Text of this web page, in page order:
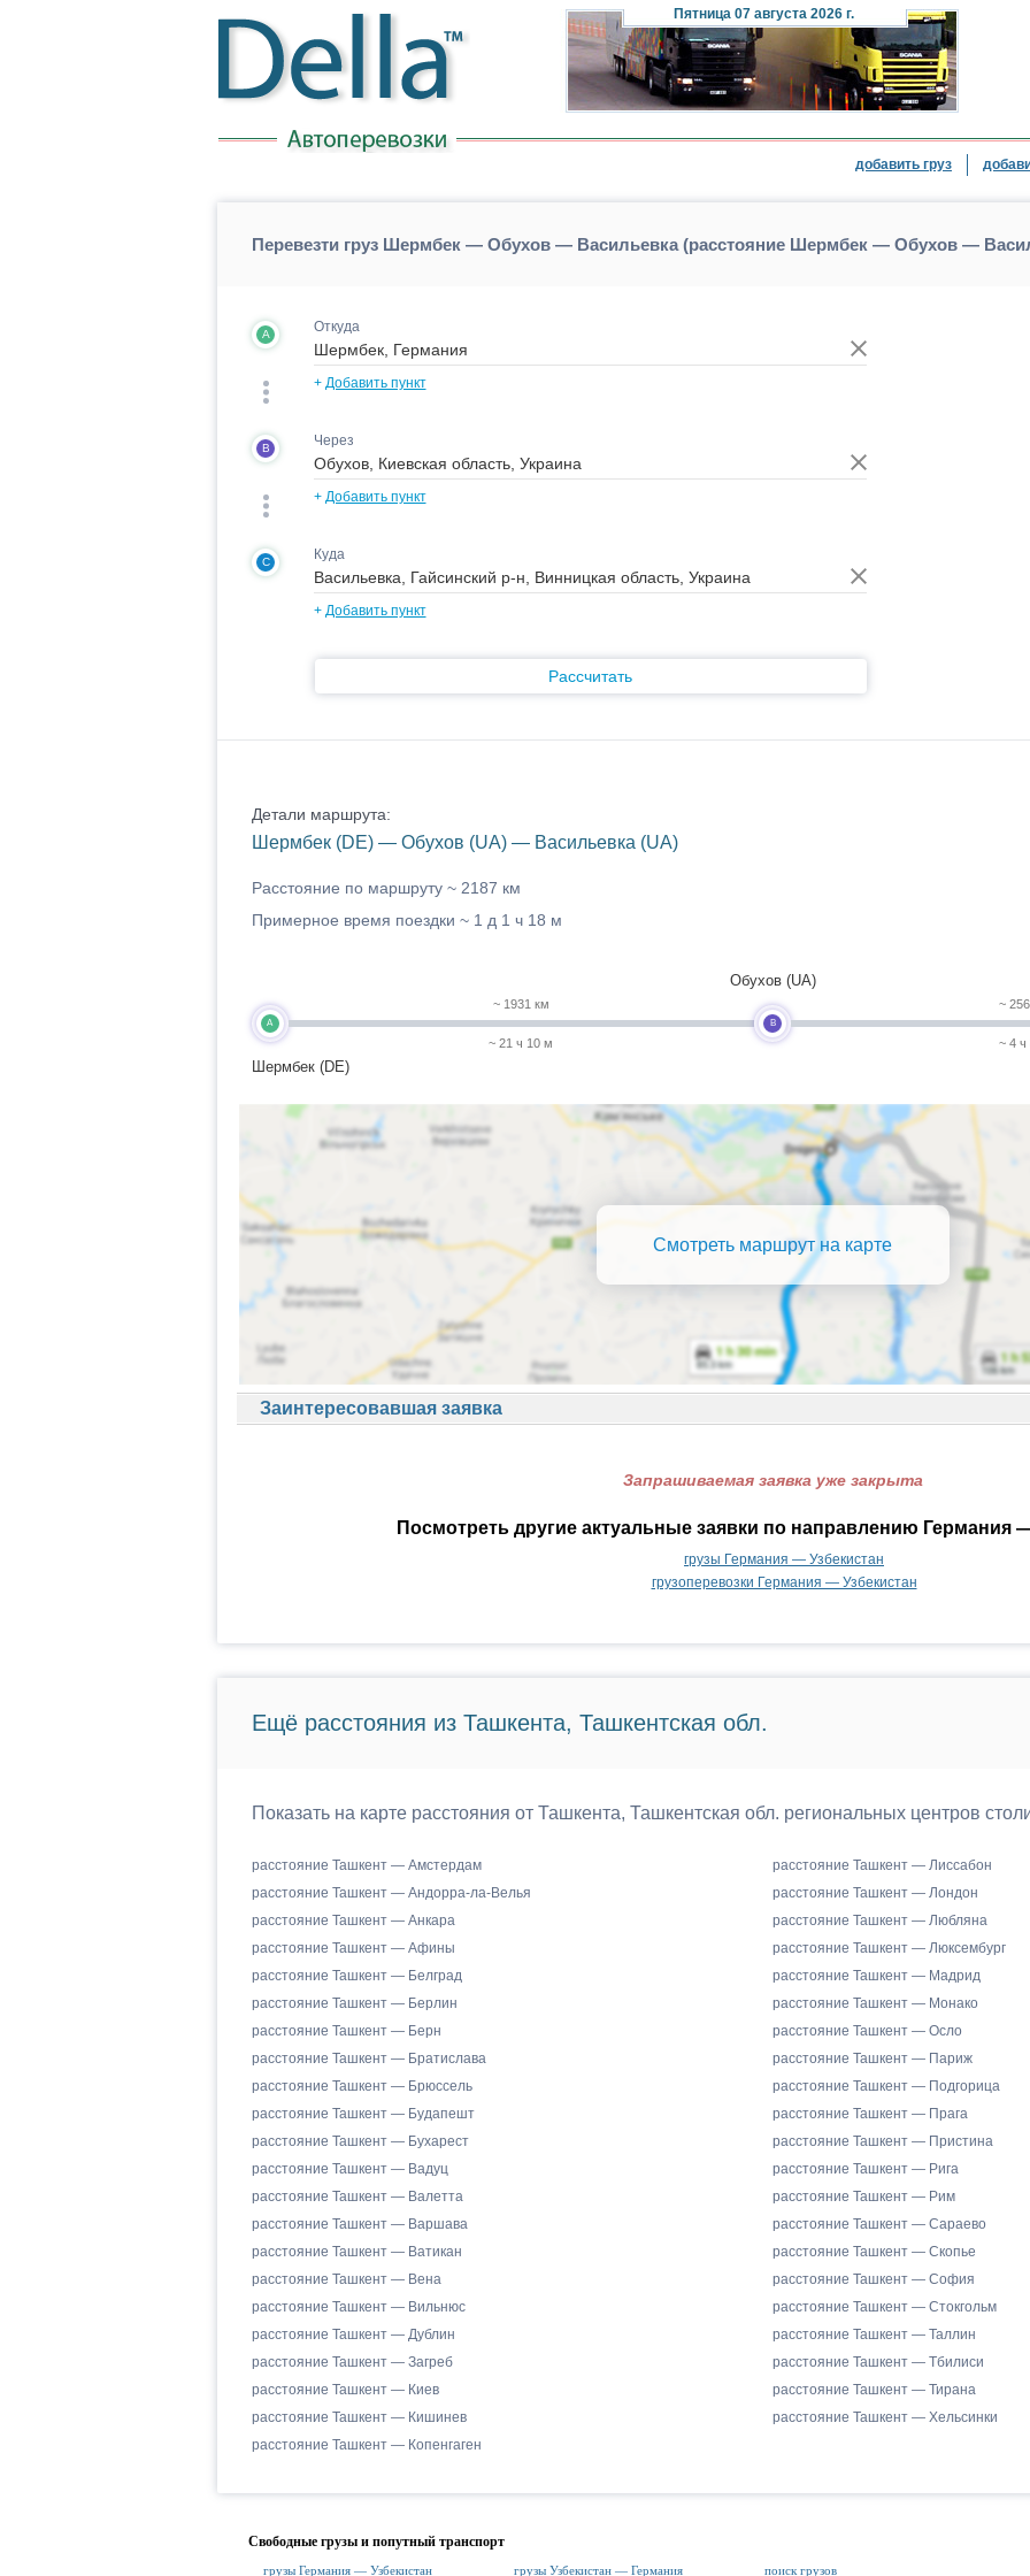
Пятница07 августа 2026 г.
добавить груз
Перевезти груз Шермбек — Обухов — Васильевка (расстояние Шермбек — Обухов —
A Откуда
+ Добавить пункт
B Через
+ Добавить пункт
C Куда
+ Добавить пункт
Рассчитать
Детали маршрута:
Шермбек (DE) — Обухов (UA) — Васильевка (UA)
Расстояние по маршруту ~ 2187 км
Примерное время поездки ~ 1 д 1 ч 18 м
A
Шермбек (DE)
~ 1931 км
~ 21 ч 10 м
B
Обухов (UA)
~
~ 4 ч
Смотреть маршрут на карте
Заинтересовавшая заявка
Запрашиваемая заявка уже закрыта
Посмотреть другие актуальные заявки по направлению Германия
грузы Германия — Узбекистан
грузоперевозки Германия — Узбекистан
Ещё расстояния из Ташкента, Ташкентская обл.
Показать на карте расстояния от Ташкента, Ташкентская обл. региональных центров
расстояние Ташкент — Амстердам
расстояние Ташкент — Андорра-ла-Велья
расстояние Ташкент — Анкара
расстояние Ташкент — Афины
расстояние Ташкент — Белград
расстояние Ташкент — Берлин
расстояние Ташкент — Берн
расстояние Ташкент — Братислава
расстояние Ташкент — Брюссель
расстояние Ташкент — Будапешт
расстояние Ташкент — Бухарест
расстояние Ташкент — Вадуц
расстояние Ташкент — Валетта
расстояние Ташкент — Варшава
расстояние Ташкент — Ватикан
расстояние Ташкент — Вена
расстояние Ташкент — Вильнюс
расстояние Ташкент — Дублин
расстояние Ташкент — Загреб
расстояние Ташкент — Киев
расстояние Ташкент — Кишинев
расстояние Ташкент — Копенгаген
расстояние Ташкент — Лиссабон
расстояние Ташкент — Лондон
расстояние Ташкент — Любляна
расстояние Ташкент — Люксембург
расстояние Ташкент — Мадрид
расстояние Ташкент — Монако
расстояние Ташкент — Осло
расстояние Ташкент — Париж
расстояние Ташкент — Подгорица
расстояние Ташкент — Прага
расстояние Ташкент — Пристина
расстояние Ташкент — Рига
расстояние Ташкент — Рим
расстояние Ташкент — Сараево
расстояние Ташкент — Скопье
расстояние Ташкент — София
расстояние Ташкент — Стокгольм
расстояние Ташкент — Таллин
расстояние Ташкент — Тбилиси
расстояние Ташкент — Тирана
расстояние Ташкент — Хельсинки
Свободные грузы и попутный транспорт
грузы Германия — Узбекистан грузы Узбекистан — Германия поиск грузов